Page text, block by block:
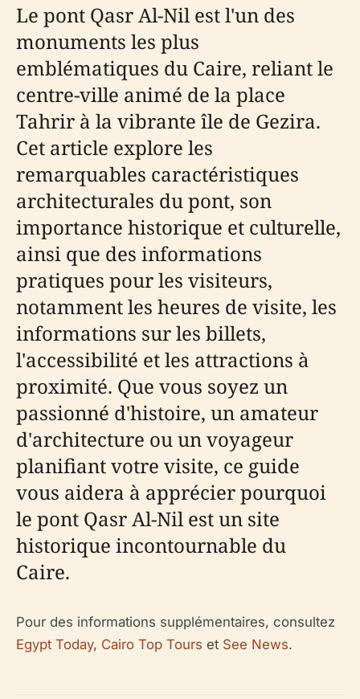
Le pont Qasr Al-Nil est l'un des
monuments les plus
emblématiques du Caire, reliant le
centre-ville animé de la place
Tahrir à la vibrante île de Gezira.
Cet article explore les
remarquables caractéristiques
architecturales du pont, son
importance historique et culturelle,
ainsi que des informations
pratiques pour les visiteurs,
notamment les heures de visite, les
informations sur les billets,
l'accessibilité et les attractions à
proximité. Que vous soyez un
passionné d'histoire, un amateur
d'architecture ou un voyageur
planifiant votre visite, ce guide
vous aidera à apprécier pourquoi
le pont Qasr Al-Nil est un site
historique incontournable du
Caire.
Pour des informations supplémentaires, consultez
Egypt Today, Cairo Top Tours et See News.